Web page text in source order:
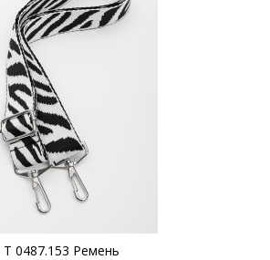
Т 0487.153 Ремень